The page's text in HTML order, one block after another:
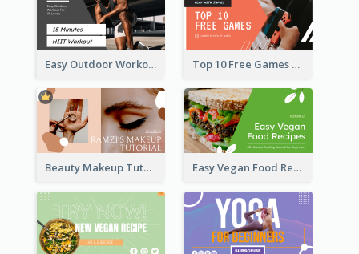
Easy Outdoor Workout HIIT YouTube Thumbnail Top 10 Free Games YouTube Thumbnail
Beauty Makeup Tutorial Class YouTube Thumbnail Easy Vegan Food Recipes YouTube Thumbnail